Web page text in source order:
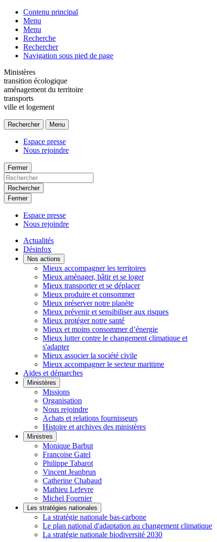
Contenu principal
Menu
Menu
Recherche
Rechercher
Navigation sous pied de page
Ministères
transition écologique
aménagement du territoire
transports
ville et logement
Rechercher Menu
Espace presse
Nous rejoindre
Fermer
Rechercher
Fermer
Espace presse
Nous rejoindre
Actualités
Désinfox
Nos actions
Mieux accompagner les territoires
Mieux aménager, bâtir et se loger
Mieux transporter et se déplacer
Mieux produire et consommer
Mieux préserver notre planète
Mieux prévenir et sensibiliser aux risques
Mieux protéger notre santé
Mieux et moins consommer d’énergie
Mieux lutter contre le changement climatique et
s'adapter
Mieux associer la société civile
Mieux accompagner le secteur maritime
Aides et démarches
Ministères
Missions
Organisation
Nous rejoindre
Achats et relations fournisseurs
Histoire et archives des ministères
Ministres
Monique Barbut
Françoise Gatel
Philippe Tabarot
Vincent Jeanbrun
Catherine Chabaud
Mathieu Lefevre
Michel Fournier
Les stratégies nationales
La stratégie nationale bas-carbone
Le plan national d'adaptation au changement climatique
La stratégie nationale biodiversité 2030